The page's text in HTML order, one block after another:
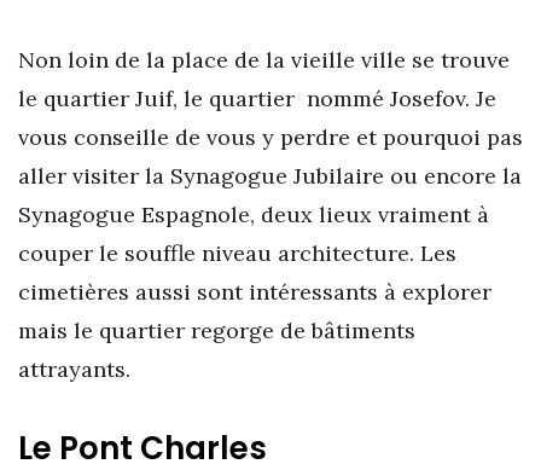
Non loin de la place de la vieille ville se trouve
le quartier Juif, le quartier nommé Josefov. Je
vous conseille de vous y perdre et pourquoi pas
aller visiter la Synagogue Jubilaire ou encore la
Synagogue Espagnole, deux lieux vraiment à
couper le souffle niveau architecture. Les
cimetières aussi sont intéressants à explorer
mais le quartier regorge de bâtiments
attrayants.
Le Pont Charles